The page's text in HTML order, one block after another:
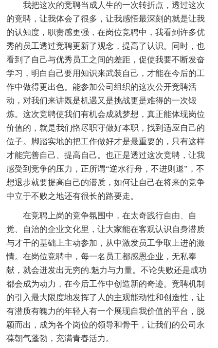
我把这次的竞聘当成人生的一次转折点，透过这次
的竞聘，让我体会了很多，让我感悟最深刻的就是让我
的认知度，职责感更强，在岗位竞聘中，我看到许多优
秀的员工透过竞聘更新了观念，提高了认识。同时，也
看到了自己与优秀员工之间的差距，促使我要不断发奋
学习，明白自己要用知识来武装自己，才能在今后的工
作中做得更出色。能参加公司组织的这次公开竞聘活
动，对我们来讲既是机遇又是挑战更是难得的一次锻
炼。这次竞聘使我们有机会成就梦想，真正能体现岗位
价值的，就是我们恪尽职守做好本职，找到适应自己的
位子。脚踏实地的把工作做好才是最重要的，只有这样
才能完善自己、提高自己。也正是透过这次竞聘，让我
感受到竞争的压力，正所谓“逆水行舟，不进则退”，不
想退步就要提高自己的潜质，如何让自己在将来的竞争
中立于不败之地还有很长的路要走。
在竞聘上岗的竞争氛围中，在太奇践行自由、自
觉、自治的企业文化里，让大家能在客观认识自身潜质
与才干的基础上主动参加，从中激发员工争取上进的激
情。在岗位竞聘中，每一名员工都感恩企业，无私奉
献，就会迸发出无穷的.魅力与力量。不论失败还是成功
都会成为动力，在今后工作中创造新的奇迹。竞聘机制
的引入最大限度地发挥了人的主观能动性和创造性，让
有潜质有魄力的年轻人有一个展现自我价值的平台，脱
颖而出，成为各个岗位的领导和骨干，让我们的公司永
葆朝气蓬勃，充满青春活力。